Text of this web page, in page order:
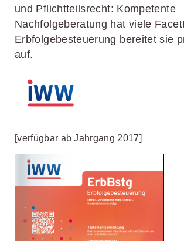
und Pflichtteilsrecht: Kompetente
Nachfolgeberatung hat viele
Erbfolgebesteuerung bereitet sie
auf.
[verfügbar ab Jahrgang 2017]